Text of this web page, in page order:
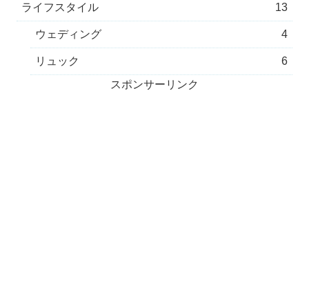
ライフスタイル 13
ウェディング 4
リュック
6
スポンサーリンク